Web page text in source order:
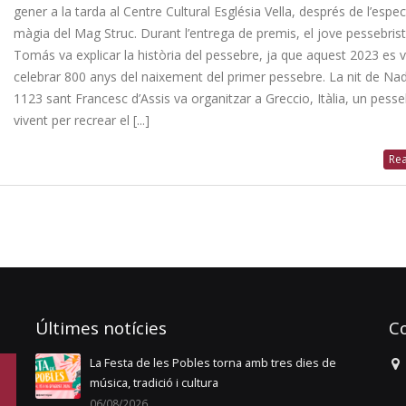
gener a la tarda al Centre Cultural Església Vella, després de
màgia del Mag Struc. Durant l’entrega de premis, el jove
Tomás va explicar la història del pessebre, ja que aquest 2023 es
celebrar 800 anys del naixement del primer pessebre. La nit de
1123 sant Francesc d’Assis va organitzar a Greccio, Itàlia, un
vivent per recrear el [...]
Últimes notícies
La Festa de les Pobles torna amb tres dies de
música, tradició i cultura